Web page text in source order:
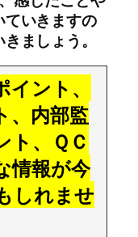
いきますの
ましょう。
ント、
、内部監
ト、ＱＣ
情報が今
しれませ